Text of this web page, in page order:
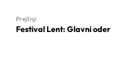
Prejšnji
Festival Lent: Glavni oder